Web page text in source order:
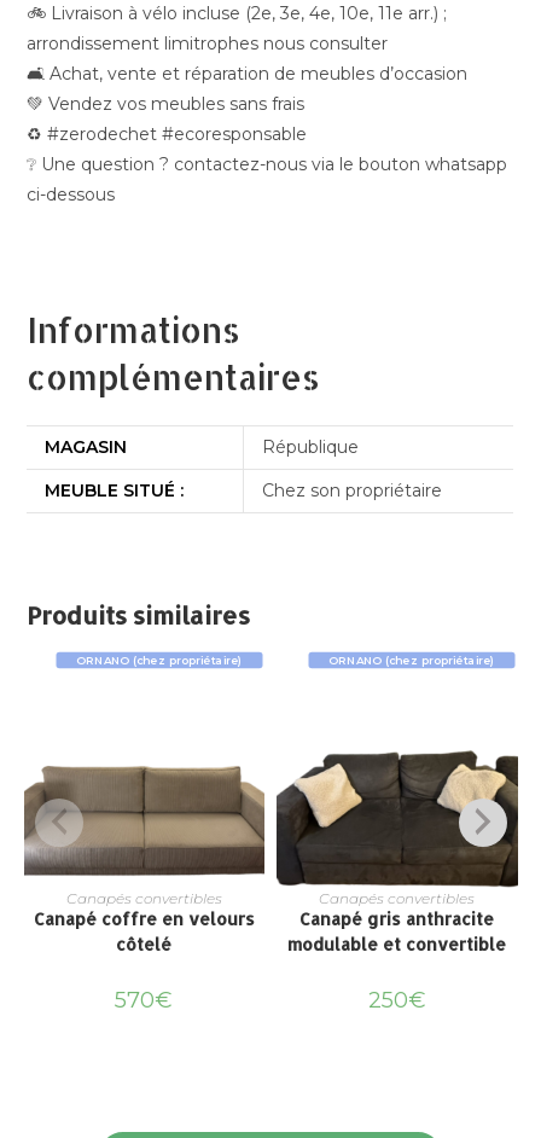
🚲 Livraison à vélo incluse (2e, 3e, 4e, 10e, 11e arr.) ;
arrondissement limitrophes nous consulter
🛋️ Achat, vente et réparation de meubles d’occasion
💚 Vendez vos meubles sans frais
♻️ #zerodechet #ecoresponsable
❔ Une question ? contactez-nous via le bouton whatsapp
ci-dessous
Informations
complémentaires
MAGASIN
République
MEUBLE SITUÉ :
Chez son propriétaire
Produits similaires
ORNANO (chez propriétaire)
Canapés convertibles
Canapé coffre en velours
côtelé
570€
ORNANO (chez propriétaire)
Canapés convertibles
Canapé gris anthracite
modulable et convertible
250€